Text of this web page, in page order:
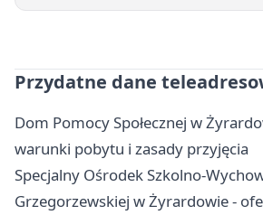
Przydatne dane
Dom Pomocy Społecznej w
warunki pobytu i zasady przyjęcia
Specjalny Ośrodek Szkolno-
Grzegorzewskiej w Żyrardowie -